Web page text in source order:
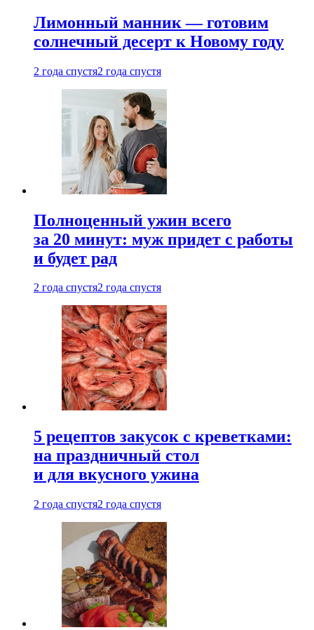
Лимонный манник — готовим
солнечный десерт к Новому году
2 года спустя2 года спустя
Полноценный ужин всего
за 20 минут: муж придет с работы
и будет рад
2 года спустя2 года спустя
5 рецептов закусок с креветками:
на праздничный стол
и для вкусного ужина
2 года спустя2 года спустя